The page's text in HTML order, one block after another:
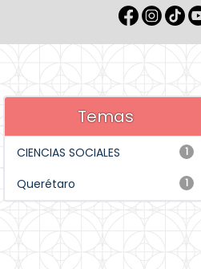
Temas
1
CIENCIAS SOCIALES
1
Querétaro